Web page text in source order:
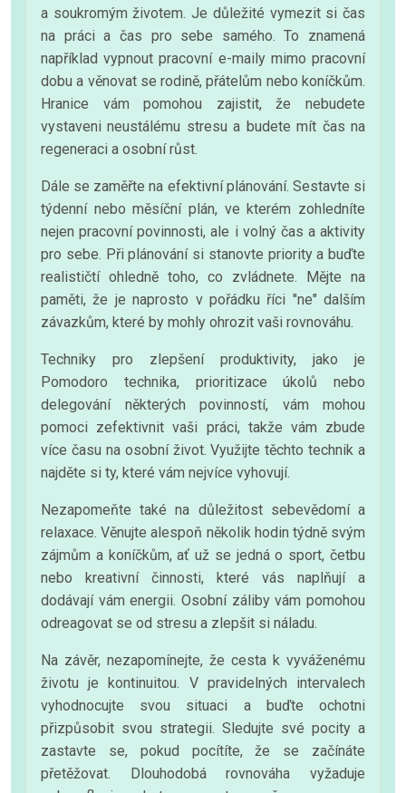
a soukromým životem. Je důležité vymezit si čas
na práci a čas pro sebe samého. To znamená
například vypnout pracovní e-maily mimo pracovní
dobu a věnovat se rodině, přátelům nebo koníčkům.
Hranice vám pomohou zajistit, že nebudete
vystaveni neustálému stresu a budete mít čas na
regeneraci a osobní růst.
Dále se zaměřte na efektivní plánování. Sestavte si
týdenní nebo měsíční plán, ve kterém zohledníte
nejen pracovní povinnosti, ale i volný čas a aktivity
pro sebe. Při plánování si stanovte priority a buďte
realističtí ohledně toho, co zvládnete. Mějte na
paměti, že je naprosto v pořádku říci "ne" dalším
závazkům, které by mohly ohrozit vaši rovnováhu.
Techniky pro zlepšení produktivity, jako je
Pomodoro technika, prioritizace úkolů nebo
delegování některých povinností, vám mohou
pomoci zefektivnit vaši práci, takže vám zbude
více času na osobní život. Využijte těchto technik a
najděte si ty, které vám nejvíce vyhovují.
Nezapomeňte také na důležitost sebevědomí a
relaxace. Věnujte alespoň několik hodin týdně svým
zájmům a koníčkům, ať už se jedná o sport, četbu
nebo kreativní činnosti, které vás naplňují a
dodávají vám energii. Osobní záliby vám pomohou
odreagovat se od stresu a zlepšit si náladu.
Na závěr, nezapomínejte, že cesta k vyváženému
životu je kontinuitou. V pravidelných intervalech
vyhodnocujte svou situaci a buďte ochotni
přizpůsobit svou strategii. Sledujte své pocity a
zastavte se, pokud pocítíte, že se začínáte
přetěžovat. Dlouhodobá rovnováha vyžaduje